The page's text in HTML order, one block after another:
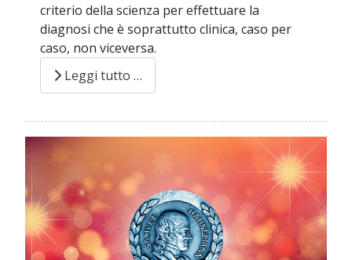
criterio della scienza per effettuare la
diagnosi che è soprattutto clinica, caso per
caso, non viceversa.
Leggi tutto …